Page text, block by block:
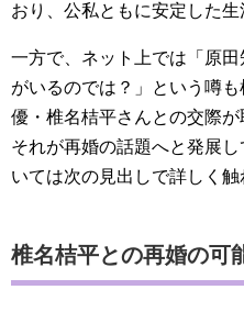
おり、公私ともに安定した生
一方で、ネット上では「原
がいるのでは？」という噂
優・椎名桔平さんとの交際が
それが再婚の話題へと発展
いては次の見出しで詳しく触
椎名桔平との再婚の可